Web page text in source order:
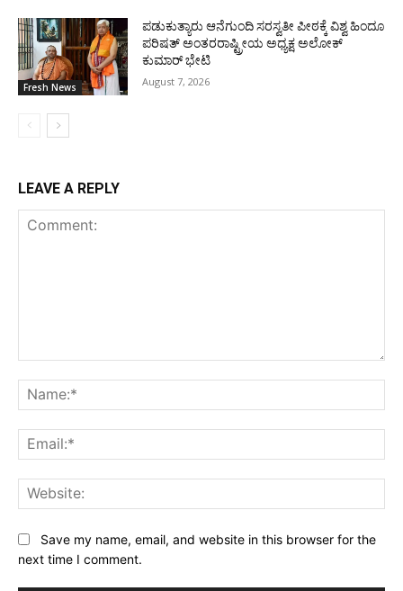
Fresh News
ಪಡುಕುತ್ಯಾರು ಆನೆಗುಂದಿ ಸರಸ್ವತೀ ಪೀಠಕ್ಕೆ ವಿಶ್ವ ಹಿಂದೂ
ಪರಿಷತ್ ಅಂತರರಾಷ್ಟ್ರೀಯ ಅಧ್ಯಕ್ಷ ಅಲೋಕ್
ಕುಮಾರ್ ಭೇಟಿ
August 7, 2026
LEAVE A REPLY
Save my name, email, and website in this browser for the
next time I comment.